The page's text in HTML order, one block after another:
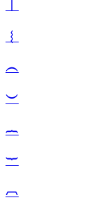
︳
︴
︵
︶
︷
︸
︹